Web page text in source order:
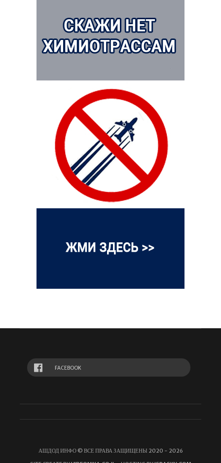
FACEBOOK
АШДОД ИНФО © ВСЕ ПРАВА ЗАЩИЩЕНЫ 2020 - 2026